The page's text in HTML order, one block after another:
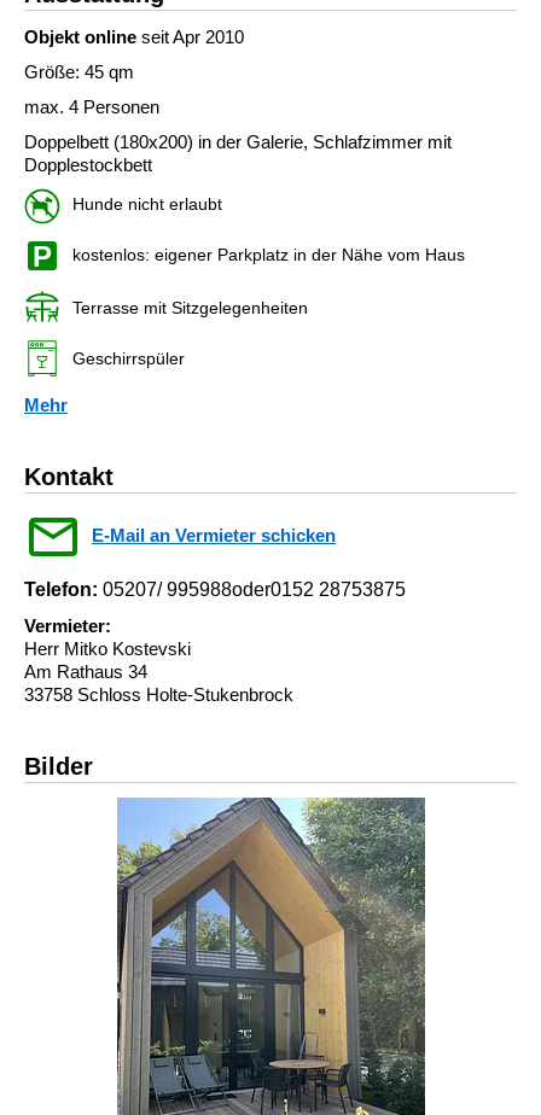
Objekt online seit Apr 2010
Größe: 45 qm
max. 4 Personen
Doppelbett (180x200) in der Galerie, Schlafzimmer mit
Dopplestockbett
Hunde nicht erlaubt
kostenlos: eigener Parkplatz in der Nähe vom Haus
Terrasse mit Sitzgelegenheiten
Geschirrspüler
Mehr
Kontakt
E-Mail an Vermieter schicken
Telefon: 05207/ 995988oder0152 28753875
Vermieter:
Herr Mitko Kostevski
Am Rathaus 34
33758 Schloss Holte-Stukenbrock
Bilder